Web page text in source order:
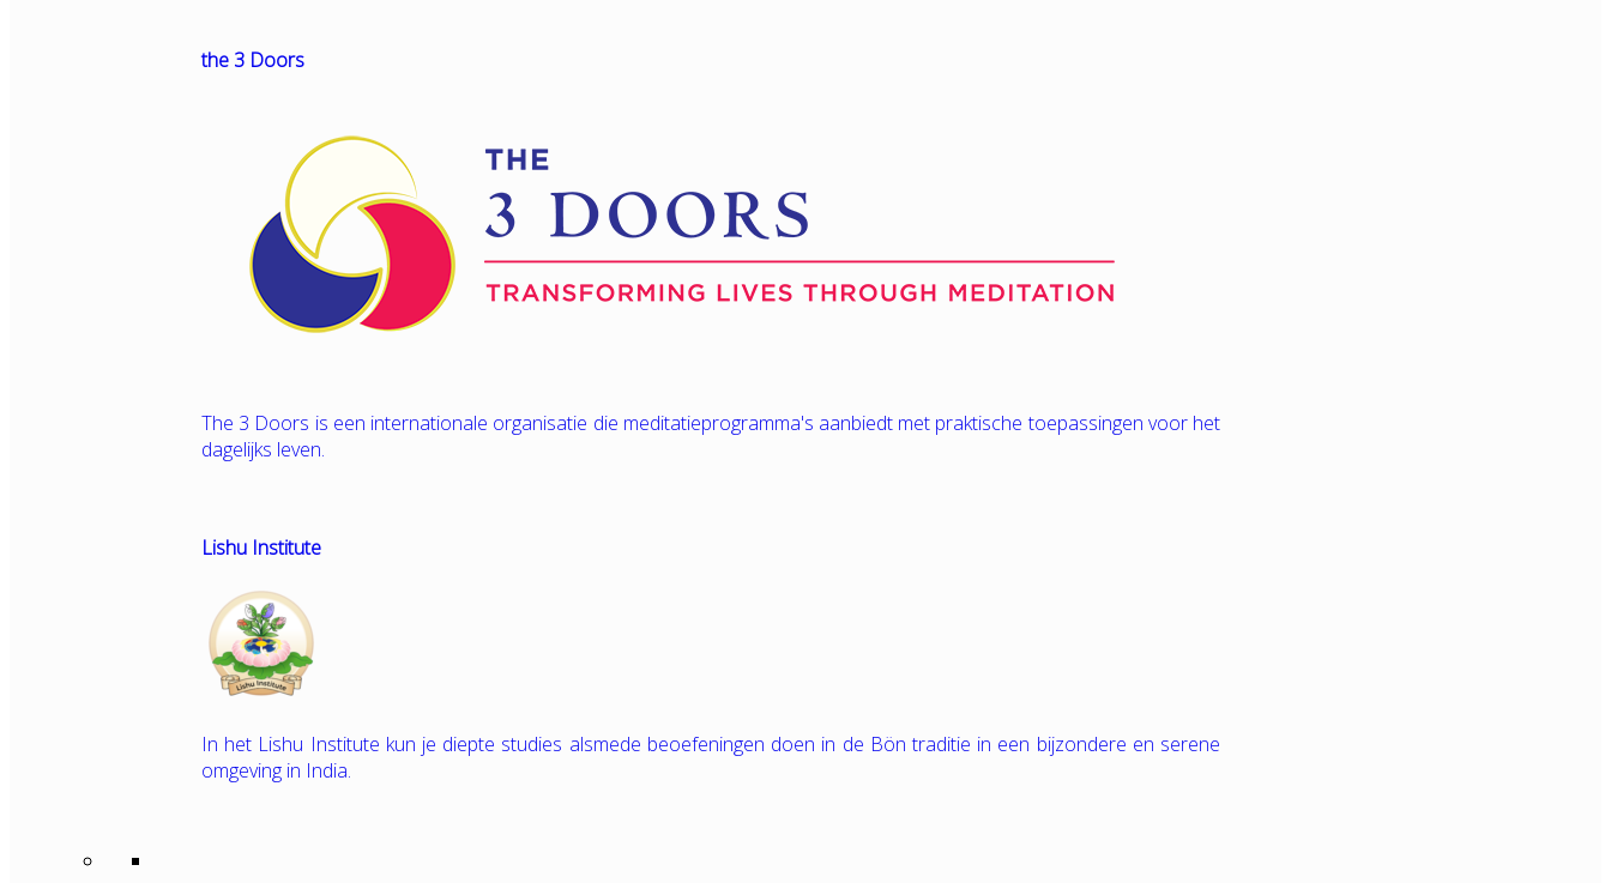
the 3 Doors
The 3 Doors is een internationale organisatie die meditatieprogramma's aanbiedt met praktische toepassingen voor het
dagelijks leven.
Lishu Institute
In het Lishu Institute kun je diepte studies alsmede beoefeningen doen in de Bön traditie in een bijzondere en serene
omgeving in India.